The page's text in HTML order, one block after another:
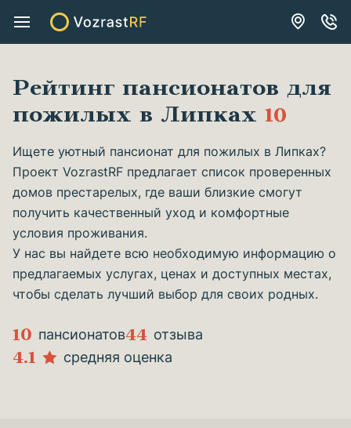
Рейтинг пансионатов для
пожилых в Липках 10
Ищете уютный пансионат для пожилых в Липках?
Проект VozrastRF предлагает список проверенных
домов престарелых, где ваши близкие смогут
получить качественный уход и комфортные
условия проживания.
У нас вы найдете всю необходимую информацию о
предлагаемых услугах, ценах и доступных местах,
чтобы сделать лучший выбор для своих родных.
10 пансионатов44 отзыва
4.1 средняя оценка